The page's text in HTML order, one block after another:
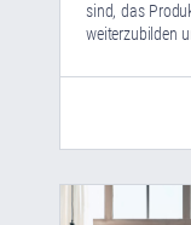
sind, das
weiterzubilden